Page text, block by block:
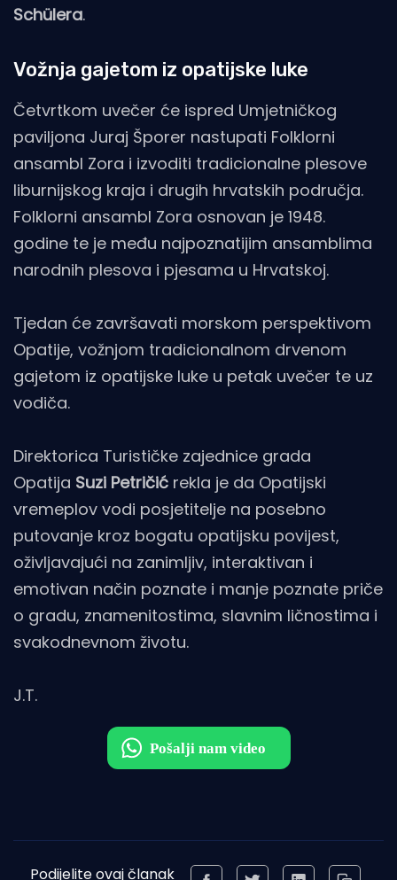
Schülera.
Vožnja gajetom iz opatijske luke
Četvrtkom uvečer će ispred Umjetničkog
paviljona Juraj Šporer nastupati Folklorni
ansambl Zora i izvoditi tradicionalne plesove
liburnijskog kraja i drugih hrvatskih područja.
Folklorni ansambl Zora osnovan je 1948.
godine te je među najpoznatijim ansamblima
narodnih plesova i pjesama u Hrvatskoj.
Tjedan će završavati morskom perspektivom
Opatije, vožnjom tradicionalnom drvenom
gajetom iz opatijske luke u petak uvečer te uz
vodiča.
Direktorica Turističke zajednice grada
Opatija Suzi Petričić rekla je da Opatijski
vremeplov vodi posjetitelje na posebno
putovanje kroz bogatu opatijsku povijest,
oživljavajući na zanimljiv, interaktivan i
emotivan način poznate i manje poznate priče
o gradu, znamenitostima, slavnim ličnostima i
svakodnevnom životu.
J.T.
Podijelite ovaj članak